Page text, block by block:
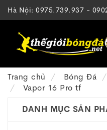
Hà Nội: 0975.739.937 -
Trang chủ Bóng Đá
Vapor 16 Pro tf
DANH MỤC SẢN